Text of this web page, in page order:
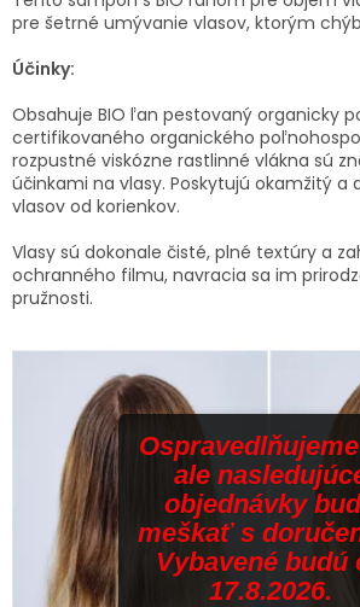
pre šetrné umývanie vlasov, ktorým
Účinky:
Obsahuje BIO ľan pestovaný organicky
certifikovaného organického
rozpustné viskózne rastlinné vlákna sú
účinkami na vlasy. Poskytujú okamžitý a
vlasov od korienkov.
Vlasy sú dokonale čisté, plné textúry a
ochranného filmu, navracia sa im
pružnosti.
ale
objednávky
meškať s
Vybavené budú
17.8.2026.